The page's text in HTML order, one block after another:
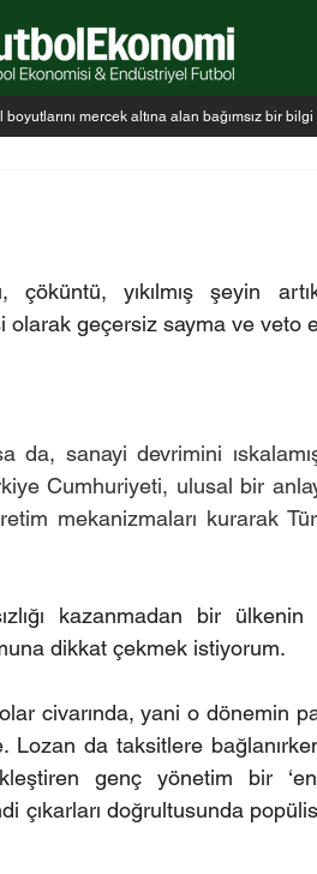
mercek altına alan bağımsız bir
çöküntü, yıkılmış şeyin
olarak geçersiz sayma ve veto
da, sanayi devrimini
Cumhuriyeti, ulusal bir
mekanizmaları kurarak
kazanmadan bir ülkenin
dikkat çekmek istiyorum.
civarında, yani o dönemin
Lozan da taksitlere
genç yönetim bir
çıkarları doğrultusunda